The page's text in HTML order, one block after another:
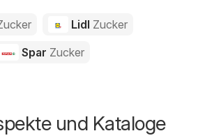
Lidl Zucker
Spar Zucker
und Kataloge